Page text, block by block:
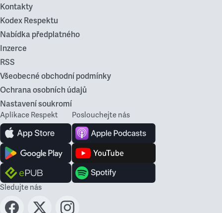
Kontakty
Kodex Respektu
Nabídka předplatného
Inzerce
RSS
Všeobecné obchodní podmínky
Ochrana osobních údajů
Nastavení soukromí
Aplikace Respekt Poslouchejte nás
Sledujte nás